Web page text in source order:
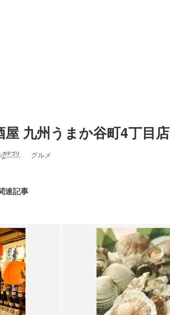
九州うまか谷町4丁目店
グルメ
連記事